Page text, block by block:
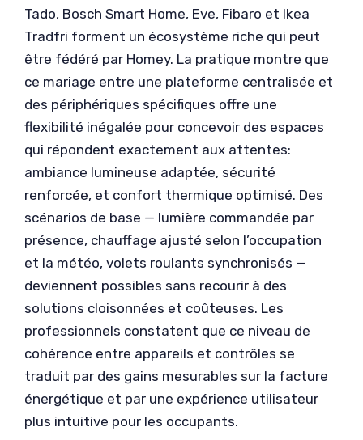
Tado, Bosch Smart Home, Eve, Fibaro et Ikea
Tradfri forment un écosystème riche qui peut
être fédéré par Homey. La pratique montre que
ce mariage entre une plateforme centralisée et
des périphériques spécifiques offre une
flexibilité inégalée pour concevoir des espaces
qui répondent exactement aux attentes:
ambiance lumineuse adaptée, sécurité
renforcée, et confort thermique optimisé. Des
scénarios de base — lumière commandée par
présence, chauffage ajusté selon l’occupation
et la météo, volets roulants synchronisés —
deviennent possibles sans recourir à des
solutions cloisonnées et coûteuses. Les
professionnels constatent que ce niveau de
cohérence entre appareils et contrôles se
traduit par des gains mesurables sur la facture
énergétique et par une expérience utilisateur
plus intuitive pour les occupants.